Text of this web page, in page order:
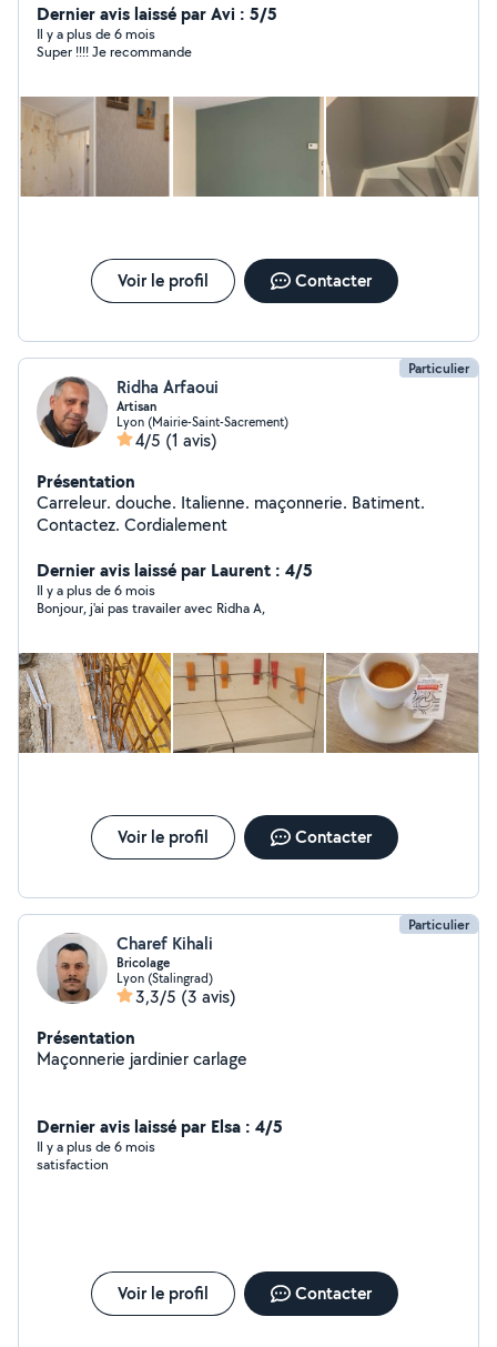
n'hésitez pas à me contacter travail parfait et propre
Dernier avis laissé par Avi : 5/5
Il y a plus de 6 mois
Super !!!! Je recommande
Voir le profil Contacter
Particulier
Ridha Arfaoui
Artisan
Lyon (Mairie-Saint-Sacrement)
4/5 (1 avis)
Présentation
Carreleur. douche. Italienne. maçonnerie. Batiment.
Contactez. Cordialement
Dernier avis laissé par Laurent : 4/5
Il y a plus de 6 mois
Bonjour, j'ai pas travailer avec Ridha A,
Voir le profil Contacter
Particulier
Charef Kihali
Bricolage
Lyon (Stalingrad)
3,3/5 (3 avis)
Présentation
Maçonnerie jardinier carlage
Dernier avis laissé par Elsa : 4/5
Il y a plus de 6 mois
satisfaction
Voir le profil Contacter